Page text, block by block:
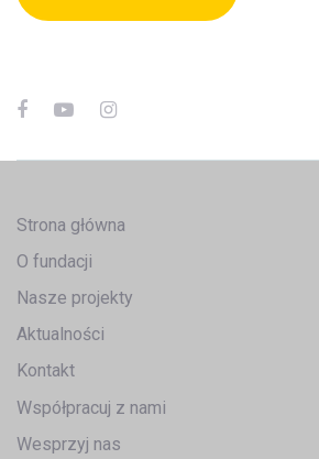
Strona główna
O fundacji
Nasze projekty
Aktualności
Kontakt
Współpracuj z nami
Wesprzyj nas